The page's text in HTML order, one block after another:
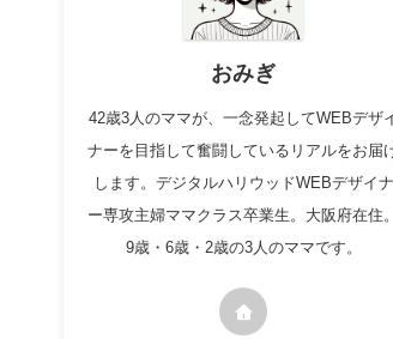
おみぎ
42歳3人のママが、一念発起してWEBデザ
ナーを目指して奮闘しているリアルをお届
します。デジタルハリウッドWEBデザイナ
ー専攻主婦ママクラス卒業生。大阪府在住。
9歳・6歳・2歳の3人のママです。